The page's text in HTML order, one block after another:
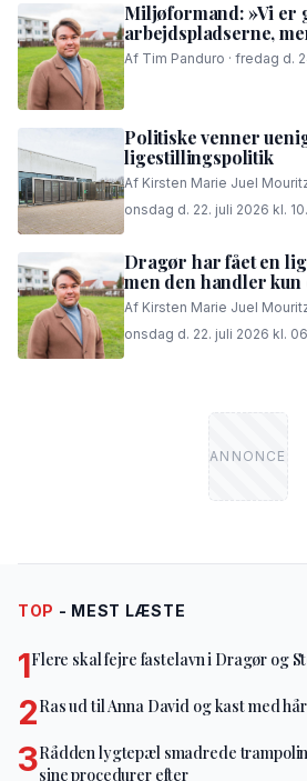
Miljøformand: »Vi er
arbejdspladserne,
at folk i området kan
Af Tim Panduro · fredag d.
Politiske venner
ligestillingspolitik
Af Kirsten Marie Juel
onsdag d. 22. juli 2026 kl.
Dragør har fået en
men den handler kun
Af Kirsten Marie Juel
onsdag d. 22. juli 2026 kl.
TOP - MEST LÆSTE
1Flere skal fejre fastelavn i Dragør og
2Ras ud til Anna David og kast med
3Rådden lygtepæl smadrede
sine procedurer efter